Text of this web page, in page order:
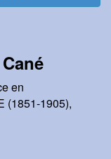
en
(1851-1905),